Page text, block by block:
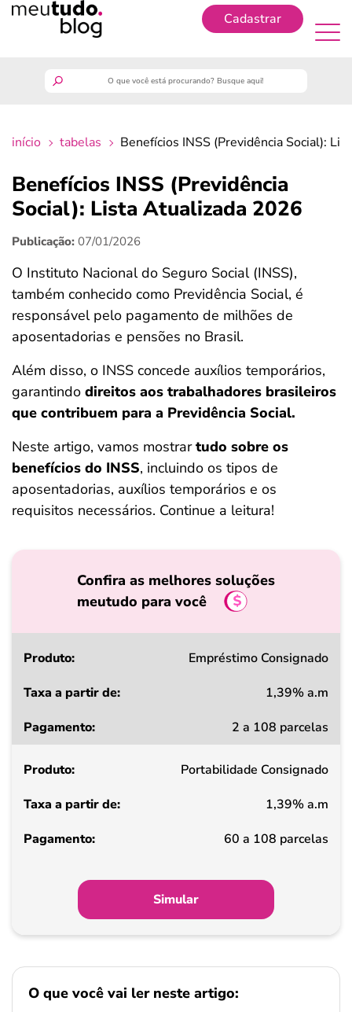
Cadastrar
finanças
benefícios
crédito fácil
últimas notícias
ferramentas
início tabelas Benefícios INSS (Previdência Social):
Benefícios INSS (Previdência
Social): Lista Atualizada 2026
Publicação: 07/01/2026
O Instituto Nacional do Seguro Social (INSS),
também conhecido como Previdência Social, é
responsável pelo pagamento de milhões de
aposentadorias e pensões no Brasil.
Além disso, o INSS concede auxílios temporários,
garantindo direitos aos trabalhadores brasileiros
que contribuem para a Previdência Social.
Neste artigo, vamos mostrartudo sobre os
benefícios do INSS, incluindo os tipos de
aposentadorias, auxílios temporários e os
requisitos necessários. Continue a leitura!
Confira as melhores soluções
meutudo para você
Produto
a
de
Pagamento
Empréstimo Consignado
1,39% a.m
2 a 108 parcelas
Portabilidade Consignado
1,39% a.m
60 a 108 parcelas
Simular
O que você vai ler neste artigo: